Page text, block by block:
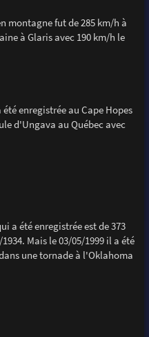
montagne fut de 285 km/h à
à Glaris avec 190 km/h le
enregistrée au Cape Hopes
d'Ungava au Québec avec
a été enregistrée est de 373
Mais le 03/05/1999 il a été
une tornade à l'Oklahoma